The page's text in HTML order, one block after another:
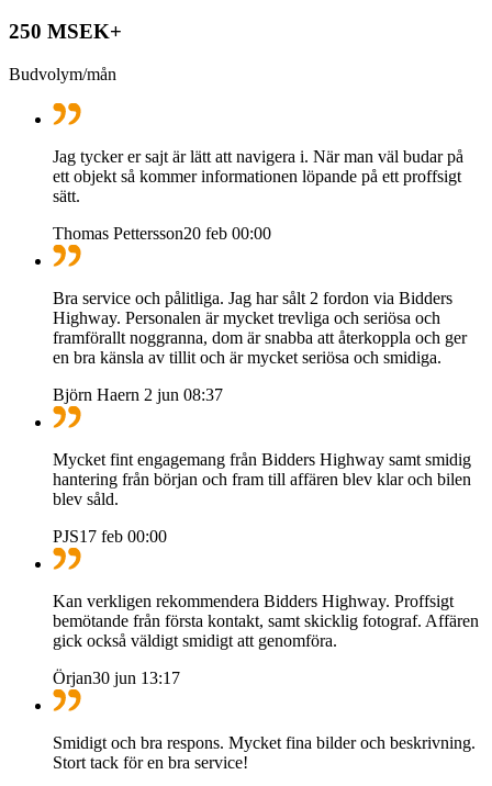
250 MSEK+
Budvolym/mån
Jag tycker er sajt är lätt att navigera i. När man väl budar på
ett objekt så kommer informationen löpande på ett proffsigt
sätt.
Thomas Pettersson20 feb 00:00
Bra service och pålitliga. Jag har sålt 2 fordon via Bidders
Highway. Personalen är mycket trevliga och seriösa och
framförallt noggranna, dom är snabba att återkoppla och ger
en bra känsla av tillit och är mycket seriösa och smidiga.
Björn Haern 2 jun 08:37
Mycket fint engagemang från Bidders Highway samt smidig
hantering från början och fram till affären blev klar och bilen
blev såld.
PJS17 feb 00:00
Kan verkligen rekommendera Bidders Highway. Proffsigt
bemötande från första kontakt, samt skicklig fotograf. Affären
gick också väldigt smidigt att genomföra.
Örjan30 jun 13:17
Smidigt och bra respons. Mycket fina bilder och beskrivning.
Stort tack för en bra service!